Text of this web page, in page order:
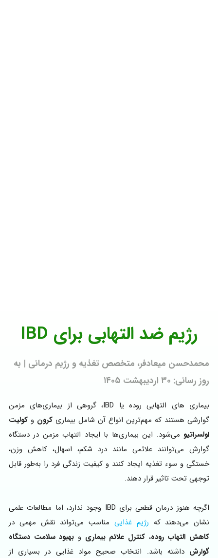
رژیم ضد التهابی برای IBD
محمدحسن میعادفر، متخصص تغذیه و رژیم درمانی | به
روز رسانی: ۳۰ اردیبهشت ۱۴۰۵
بیماری‌ های التهابی روده یا IBD، گروهی از بیماری‌های مزمن
گوارشی هستند که مهم‌ترین انواع آن شامل بیماریکرونوکولیت
اولسراتیو می‌شود. این بیماری‌ها با ایجاد التهاب مزمن در دستگاه
گوارش می‌توانند علائمی مانند درد شکم، اسهال، کاهش وزن،
خستگی و سوء‌ تغذیه ایجاد کنند و کیفیت زندگی فرد را به‌طور قابل‌
توجهی تحت تاثیر قرار دهند.
اگرچه هنوز درمان قطعی برای IBD وجود ندارد، اما مطالعات علمی
نشان می‌دهند که رژیم غذایی مناسب می‌تواند نقش مهمی در
کاهش التهاب روده، کنترل علائم بیماری و بهبود سلامت دستگاه
گوارش داشته باشد. انتخاب صحیح مواد غذایی در بسیاری از